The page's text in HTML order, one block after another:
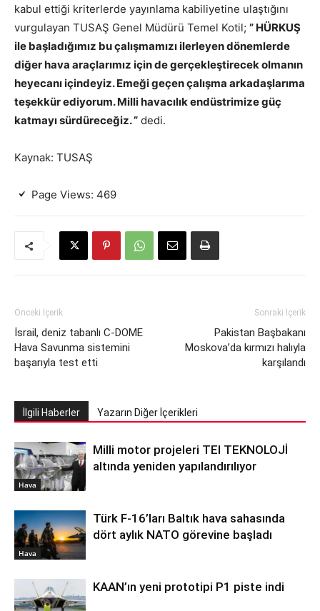
kabul ettiği kriterlerde yayınlama kabiliyetine ulaştığını
vurgulayan TUSAŞ Genel Müdürü Temel Kotil; ” HÜRKUŞ
ile başladığımız bu çalışmamızı ilerleyen dönemlerde
diğer hava araçlarımız için de gerçekleştirecek olmanın
heyecanı içindeyiz. Emeği geçen çalışma arkadaşlarıma
teşekkür ediyorum. Milli havacılık endüstrimize güç
katmayı sürdüreceğiz. ” dedi.
Kaynak: TUSAŞ
Page Views: 469
Önceki İçerik
İsrail, deniz tabanlı C-DOME
Hava Savunma sistemini
başarıyla test etti
Sonraki İçerik
Pakistan Başbakanı
Moskova’da kırmızı halıyla
karşılandı
İlgili Haberler Yazarın Diğer İçerikleri
Hava
Milli motor projeleri TEI TEKNOLOJİ
altında yeniden yapılandırılıyor
Hava
Türk F-16’ları Baltık hava sahasında
dört aylık NATO görevine başladı
KAAN’ın yeni prototipi P1 piste indi